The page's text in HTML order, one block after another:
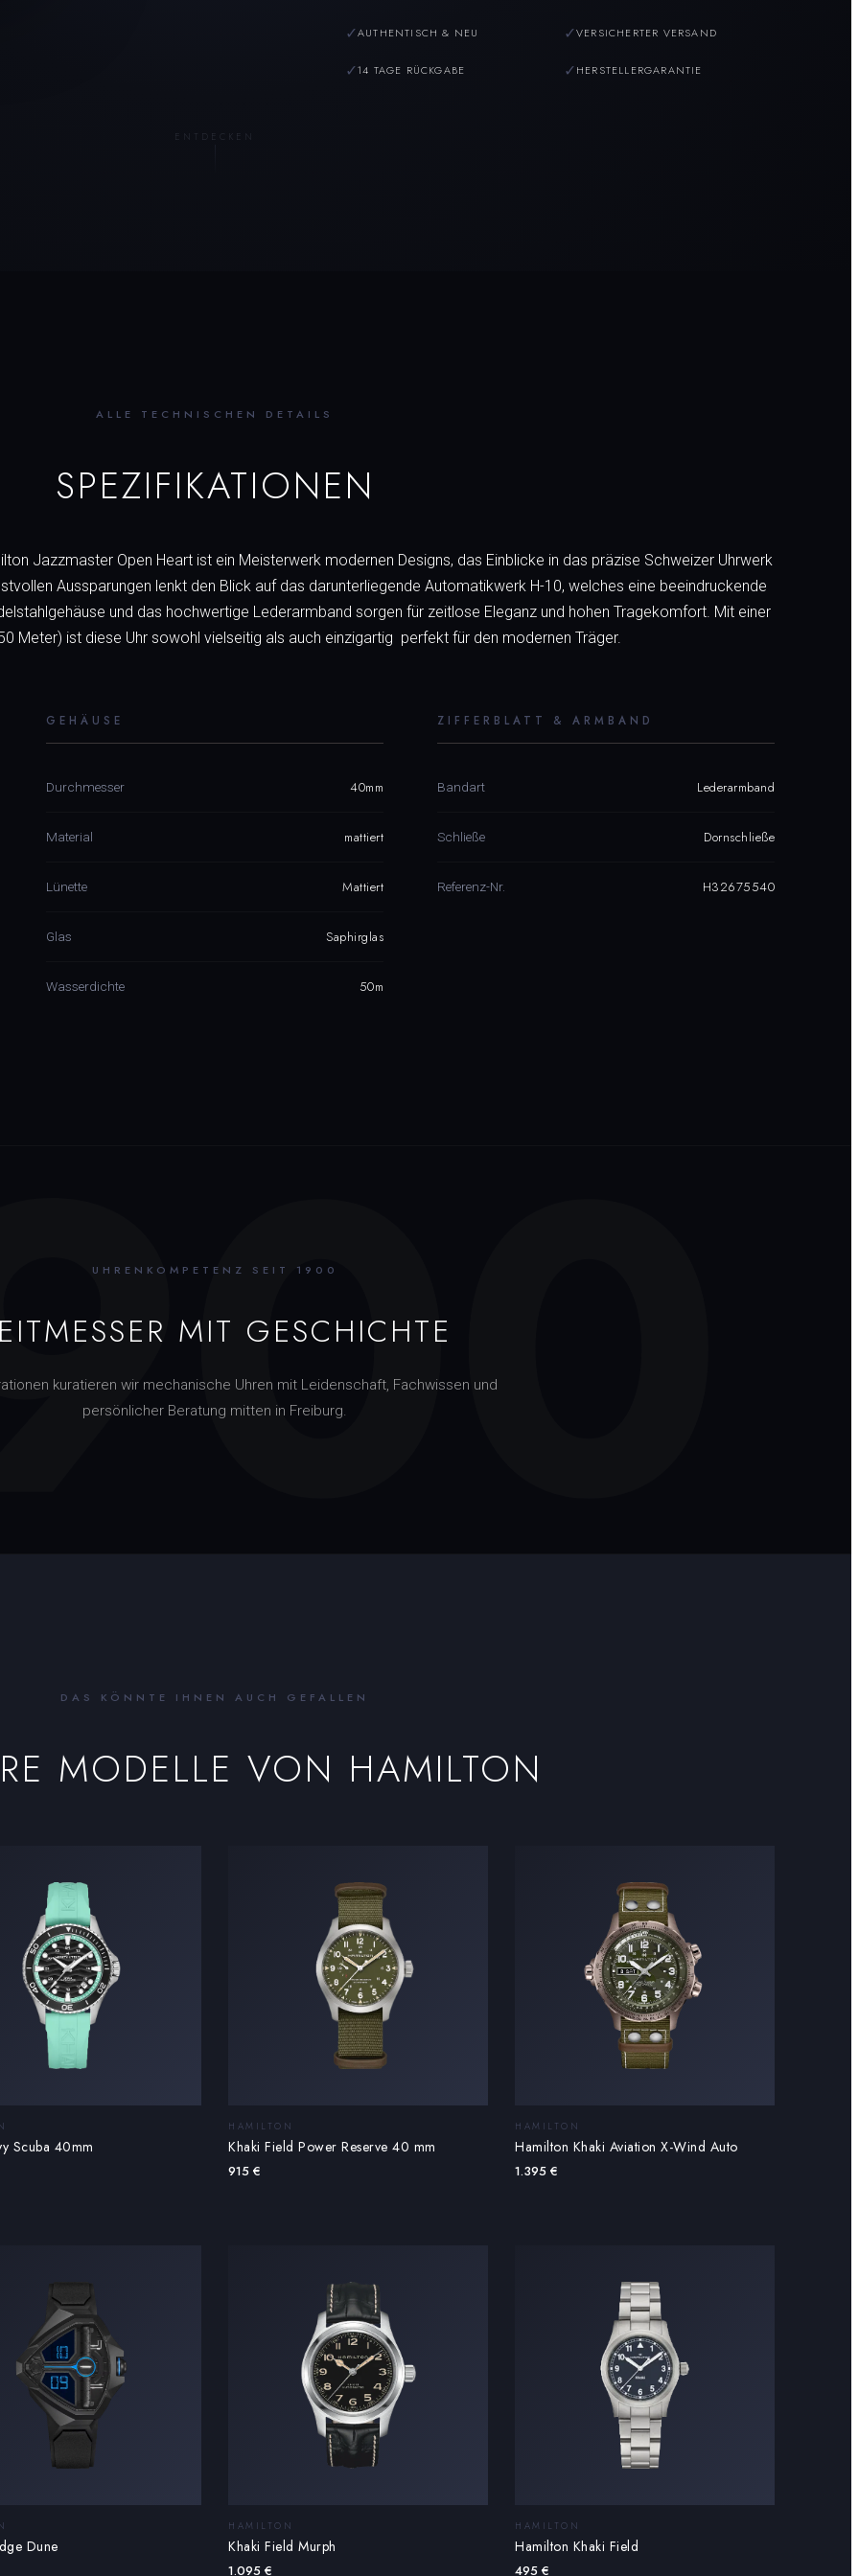
✓AUTHENTISCH & NEU ✓VERSICHERTER VERSAND
✓14 TAGE RÜCKGABE ✓HERSTELLERGARANTIE
ENTDECKEN
ALLE TECHNISCHEN DETAILS
SPEZIFIKATIONEN
Jazzmaster Open Heart ist ein Meisterwerk modernen Designs, das Einblicke in das präzise Schweizer Uhrwerk
Aussparungen lenkt den Blick auf das darunterliegende Automatikwerk H-10, welches eine beeindruckende
und das hochwertige Lederarmband sorgen für zeitlose Eleganz und hohen Tragekomfort. Mit einer
Meter) ist diese Uhr sowohl vielseitig als auch einzigartig  perfekt für den modernen Träger.
GEHÄUSE
Durchmesser 40mm
Material mattiert
Lünette Mattiert
Glas Saphirglas
Wasserdichte 50m
ZIFFERBLATT & ARMBAND
Bandart Lederarmband
Schließe Dornschließe
Referenz-Nr. H32675540
UHRENKOMPETENZ SEIT 1900
MIT GESCHICHTE
kuratieren wir mechanische Uhren mit Leidenschaft, Fachwissen und
persönlicher Beratung mitten in Freiburg.
DAS KÖNNTE IHNEN AUCH GEFALLEN
MODELLE VON HAMILTON
Scuba 40mm
HAMILTON
Khaki Field Power Reserve 40 mm
915 €
HAMILTON
Hamilton Khaki Aviation X-Wind Auto
1.395 €
Dune
HAMILTON
Khaki Field Murph
1.095 €
HAMILTON
Hamilton Khaki Field
495 €